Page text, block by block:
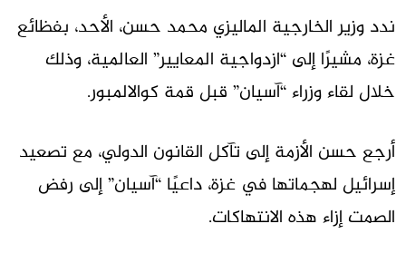
ندد وزير الخارجية الماليزي محمد حسن، الأحد، بفظائع
غزة، مشيرًا إلى “ازدواجية المعايير” العالمية، وذلك
خلال لقاء وزراء “آسيان” قبل قمة كوالالمبور.
أرجع حسن الأزمة إلى تآكل القانون الدولي، مع تصعيد
إسرائيل لهجماتها في غزة، داعيًا “آسيان” إلى رفض
الصمت إزاء هذه الانتهاكات.